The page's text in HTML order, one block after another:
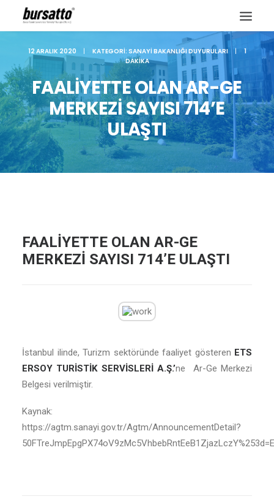
Site içi arama
12 ARALIK 2020 | KATEGORI: SANAYI BAKANLIĞI DUYURULARI |
1
DAKIKA
FAALİYETTE OLAN AR-GE
MERKEZİ SAYISI 714’E
ULAŞTI
FAALİYETTE OLAN AR-GE
MERKEZİ SAYISI 714’E ULAŞTI
İstanbul ilinde, Turizm sektöründe faaliyet gösteren ETS
ERSOY TURİSTİK SERVİSLERİ A.Ş.’ne Ar-Ge Merkezi
Belgesi verilmiştir.
Kaynak:
https://agtm.sanayi.gov.tr/Agtm/AnnouncementDetail?